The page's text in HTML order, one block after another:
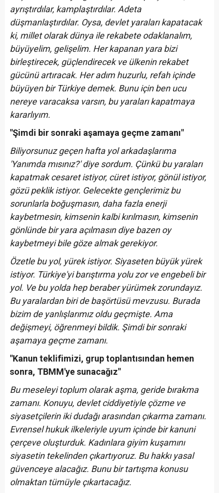
ayrıştırdılar, kamplaştırdılar. Adeta
düşmanlaştırdılar. Oysa, devlet yaraları kapatacak
ki, millet olarak dünya ile rekabete odaklanalım,
büyüyelim, gelişelim. Her kapanan yara bizi
birleştirecek, güçlendirecek ve ülkenin rekabet
gücünü artıracak. Her adım huzurlu, refah içinde
büyüyen bir Türkiye demek. Bunu için ben ucu
nereye varacaksa varsın, bu yaraları kapatmaya
kararlıyım.
"Şimdi bir sonraki aşamaya geçme zamanı"
Biliyorsunuz geçen hafta yol arkadaşlarıma
'Yanımda mısınız?' diye sordum. Çünkü bu yaraları
kapatmak cesaret istiyor, cüret istiyor, gönül istiyor,
gözü peklik istiyor. Gelecekte gençlerimiz bu
sorunlarla boğuşmasın, daha fazla enerji
kaybetmesin, kimsenin kalbi kırılmasın, kimsenin
gönlünde bir yara açılmasın diye bazen oy
kaybetmeyi bile göze almak gerekiyor.
Özetle bu yol, yürek istiyor. Siyaseten büyük yürek
istiyor. Türkiye'yi barıştırma yolu zor ve engebeli bir
yol. Ve bu yolda hep beraber yürümek zorundayız.
Bu yaralardan biri de başörtüsü mevzusu. Burada
bizim de yanlışlarımız oldu geçmişte. Ama
değişmeyi, öğrenmeyi bildik. Şimdi bir sonraki
aşamaya geçme zamanı.
"Kanun teklifimizi, grup toplantısından hemen
sonra, TBMM'ye sunacağız"
Bu meseleyi toplum olarak aşma, geride bırakma
zamanı. Konuyu, devlet ciddiyetiyle çözme ve
siyasetçilerin iki dudağı arasından çıkarma zamanı.
Evrensel hukuk ilkeleriyle uyum içinde bir kanuni
çerçeve oluşturduk. Kadınlara giyim kuşamını
siyasetin tekelinden çıkartıyoruz. Bu hakkı yasal
güvenceye alacağız. Bunu bir tartışma konusu
olmaktan tümüyle çıkartacağız.